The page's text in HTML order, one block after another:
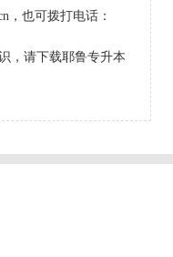
，也可拨打电话：
，请下载耶鲁专升本